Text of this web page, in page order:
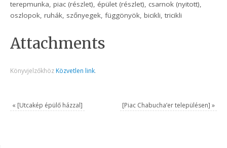
terepmunka, piac (részlet), épület (részlet), csarnok (nyitott),
oszlopok, ruhák, szőnyegek, függönyök, bicikli, tricikli
Attachments
Könyvjelzőkhöz Közvetlen link.
« [Utcakép épülő házzal] [Piac Chabucha’er településen] »